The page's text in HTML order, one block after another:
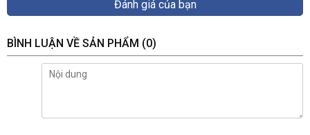
Đánh giá của bạn
BÌNH LUẬN VỀ SẢN PHẨM (0)